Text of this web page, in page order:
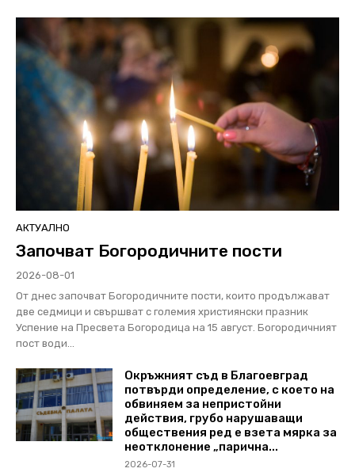
АКТУАЛНО
Започват Богородичните пости
2026-08-01
От днес започват Богородичните пости, които продължават
две седмици и свършват с големия християнски празник
Успение на Пресвета Богородица на 15 август. Богородичният
пост води...
Окръжният съд в Благоевград
потвърди определение, с което на
обвиняем за непристойни
действия, грубо нарушаващи
обществения ред е взета мярка за
неотклонение „парична...
2026-07-31